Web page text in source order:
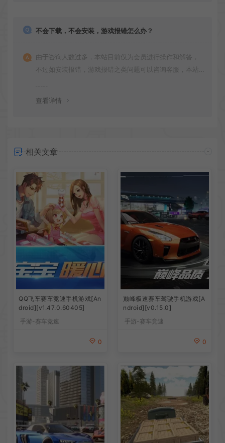
不会下载，不会安装，游戏报错怎么办？
由于咨询人数过多，本站目前仅为会员进行操作和解答，
不过如安装报错，游戏报错之类问题可以咨询客服，本站
查看详情
相关文章
QQ飞车赛车竞速手机游戏[An
droid][v1.47.0.60405]
手游-赛车竞速
0
巅峰极速赛车驾驶手机游戏[A
ndroid][v0.15.0]
手游-赛车竞速
0